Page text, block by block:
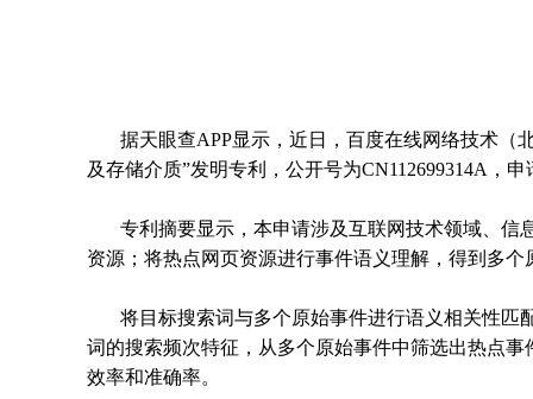
据天眼查APP显示，近日，百度在线网络技术（
及存储介质”发明专利，公开号为CN112699314A，
专利摘要显示，本申请涉及互联网技术领域、信
资源；将热点网页资源进行事件语义理解，得到多个
将目标搜索词与多个原始事件进行语义相关性匹
词的搜索频次特征，从多个原始事件中筛选出热点
效率和准确率。